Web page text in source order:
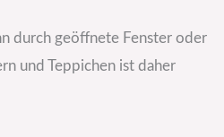
durch geöffnete Fenster oder
und Teppichen ist daher